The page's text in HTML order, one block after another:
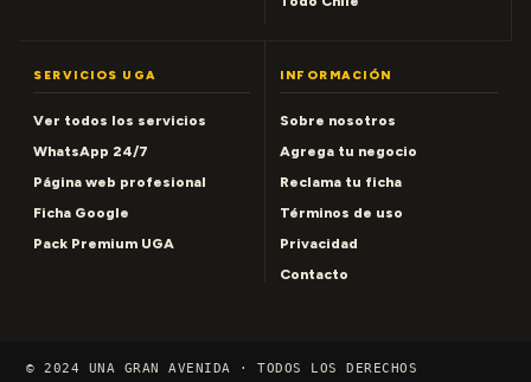
SERVICIOS UGA
Ver todos los servicios
WhatsApp 24/7
Página web profesional
Ficha Google
Pack Premium UGA
INFORMACIÓN
Sobre nosotros
Agrega tu negocio
Reclama tu ficha
Términos de uso
Privacidad
Contacto
© 2024 UNA GRAN AVENIDA · TODOS LOS DERECHOS